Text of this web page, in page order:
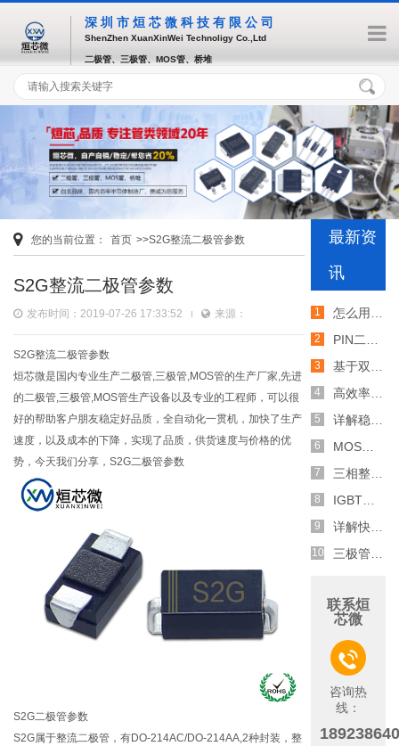
深圳市烜芯微科技有限公司
ShenZhen XuanXinWei Technoligy Co.,Ltd
二极管、三极管、MOS管、桥堆
您的当前位置： 首页 >>S2G整流二极管参数
S2G整流二极管参数
发布时间：2019-07-26 17:33:52 来源：
S2G整流二极管参数
烜芯微是国内专业生产二极管,三极管,MOS管的生产厂家,先进
的二极管,三极管,MOS管生产设备以及专业的工程师，可以很
好的帮助客户朋友稳定好品质，全自动化一贯机，加快了生产
速度，以及成本的下降，实现了品质，供货速度与价格的优
势，今天我们分享，S2G二极管参数
S2G二极管参数
S2G属于整流二极管，有DO-214AC/DO-214AA,2种封装，整
最新资
讯
怎么用TVS二极管提高电路的抗突波能力
PIN二极管的电导调制机制和应用介绍
基于双MOS管的防反灌电路工作原理介绍
高效率整流二极管的特性和应用介绍
详解稳压二极管的关键特性和应用原理
MOS管选型关键因素分析,怎么选择合适的参数
三相整流电路分析,半波整流与全波整流的工作原理
IGBT三相全桥整流电路工作原理介绍
详解快恢复二极管,结构,特性和应用介绍
三极管和MOS管组合式开关电路分析
联系烜
芯微

咨询热
线：